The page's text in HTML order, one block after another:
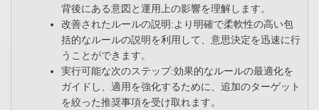
背後にある意図と運用上の影響を理解します。​
改善されたルールの説明:より明確で柔軟性の高い包
括的なルールの説明を利用して、意思決定を迅速に行
うことができます。​
実行可能な次のステップ:効果的なルールの最適化を
ガイドし、適用を強化するために、追加のターゲット
を絞った推奨事項を受け取れます。​